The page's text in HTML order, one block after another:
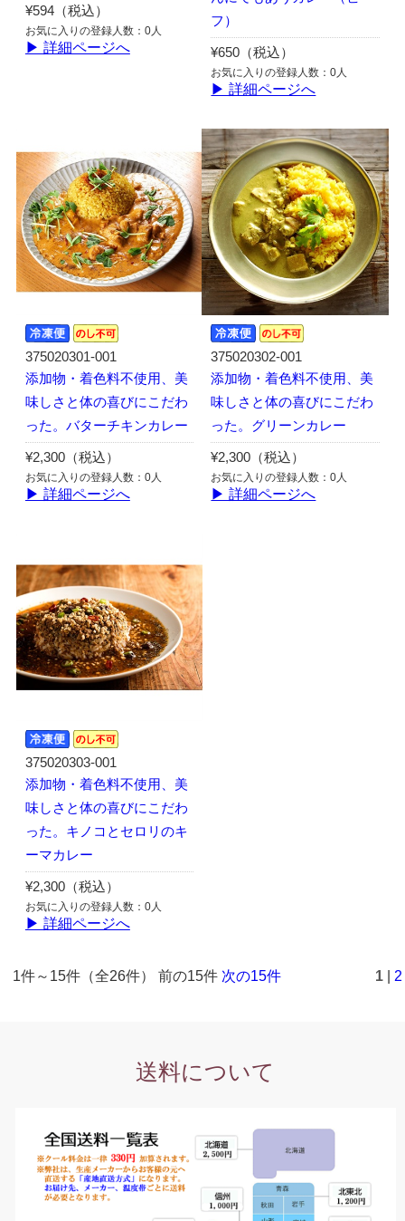
¥594（税込）
お気に入りの登録人数：0人
▶ 詳細ページへ
フ）
¥650（税込）
お気に入りの登録人数：0人
▶ 詳細ページへ
375020301-001
添加物・着色料不使用、美
味しさと体の喜びにこだわ
った。バターチキンカレー
¥2,300（税込）
お気に入りの登録人数：0人
▶ 詳細ページへ
375020302-001
添加物・着色料不使用、美
味しさと体の喜びにこだわ
った。グリーンカレー
¥2,300（税込）
お気に入りの登録人数：0人
▶ 詳細ページへ
375020303-001
添加物・着色料不使用、美
味しさと体の喜びにこだわ
った。キノコとセロリのキ
ーマカレー
¥2,300（税込）
お気に入りの登録人数：0人
▶ 詳細ページへ
1件～15件（全26件） 前の15件 次の15件 1 2
送料について